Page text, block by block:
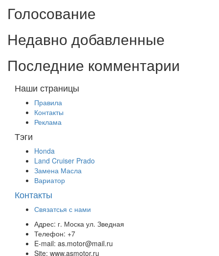
Голосование
Недавно добавленные
Последние комментарии
Наши страницы
Правила
Контакты
Реклама
Тэги
Honda
Land Cruiser Prado
Замена Масла
Вариатор
Контакты
Связатсья с нами
Адрес: г. Моска ул. Зведная
Телефон: +7
E-mail: as.motor@mail.ru
Site: www.asmotor.ru